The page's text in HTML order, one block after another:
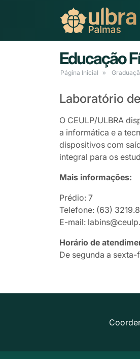
Educação
Página Inicial
Laboratório
O CEULP/ULBRA
a informática e a
dispositivos com
integral para os
Mais informações:
Prédio: 7
Telefone: (63)
E-mail:
Horário de
De segunda a